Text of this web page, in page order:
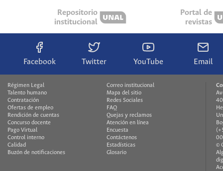
Repositorio
institucional
Portal de
revistas
Facebook Twitter YouTube Email
Régimen Legal
Talento humano
Contratación
Ofertas de empleo
Rendición de cuentas
Concurso docente
Pago Virtual
Control interno
Calidad
Buzón de notificaciones
Correo institucional
Mapa del sitio
Redes Sociales
FAQ
Quejas y reclamos
Atención en línea
Encuesta
Contáctenos
Estadísticas
Glosario
©